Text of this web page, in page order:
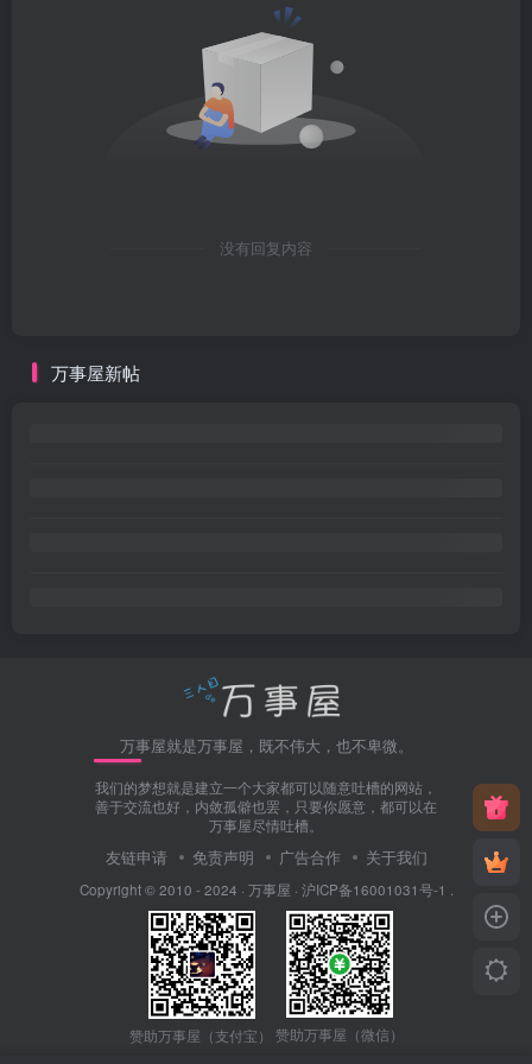
没有回复内容
万事屋新帖
万事屋就是万事屋，既不伟大，也不卑微。
我们的梦想就是建立一个大家都可以随意吐槽的网站，
善于交流也好，内敛孤僻也罢，只要你愿意，都可以在
万事屋尽情吐槽。
友链申请 免责声明 广告合作 关于我们
Copyright © 2010 - 2024 · 万事屋 · 沪ICP备16001031号-1
赞助万事屋（支付宝） 赞助万事屋（微信）